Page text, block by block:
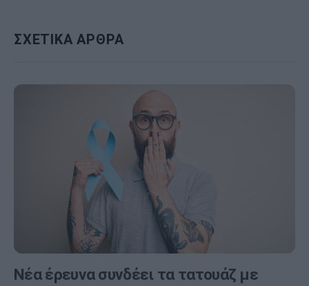
ΣΧΕΤΙΚΑ ΑΡΘΡΑ
Νέα έρευνα συνδέει τα τατουάζ με